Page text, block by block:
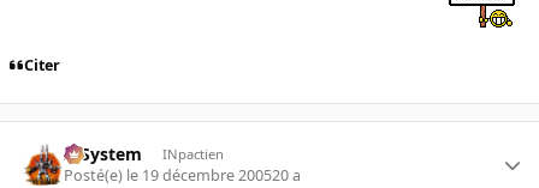
Citer
X-System INpactien
Posté(e) le 19 décembre 200520 a